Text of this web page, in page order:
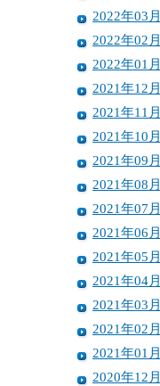
2022年03月
2022年02月
2022年01月
2021年12月
2021年11月
2021年10月
2021年09月
2021年08月
2021年07月
2021年06月
2021年05月
2021年04月
2021年03月
2021年02月
2021年01月
2020年12月